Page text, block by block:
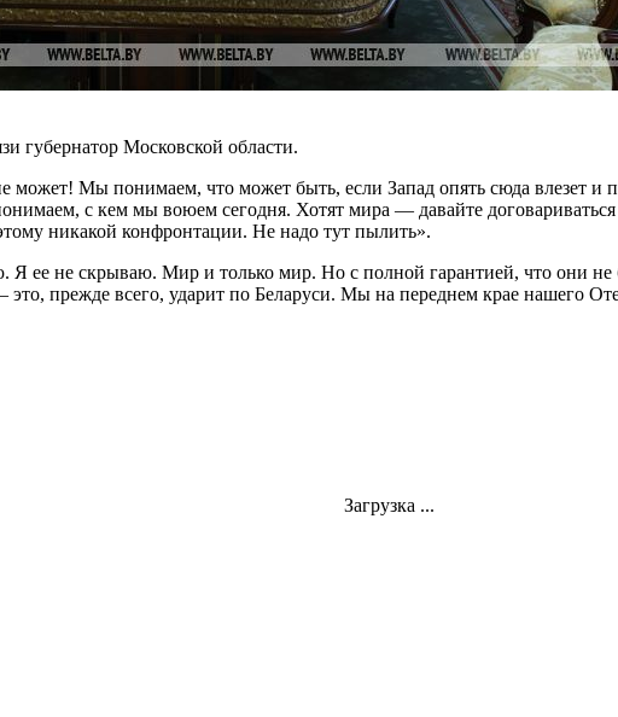
губернатор Московской области.
Мы понимаем, что может быть, если Запад опять сюда влезет и
с кем мы воюем сегодня. Хотят мира — давайте
никакой конфронтации. Не надо тут пылить».
не скрываю. Мир и только мир. Но с полной гарантией, что они не
прежде всего, ударит по Беларуси. Мы на переднем крае нашего
Загрузка ...